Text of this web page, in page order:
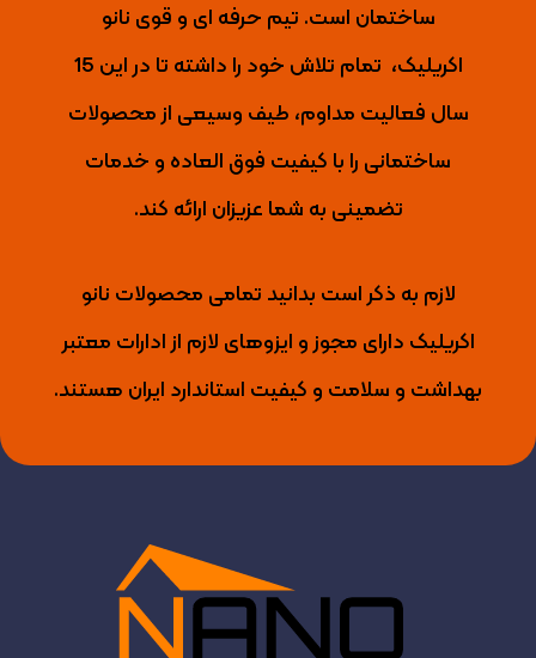
ساختمان است. تیم حرفه ای و قوی نانو
اکریلیک، تمام تلاش خود را داشته تا
در این 15
سال فعالیت مداوم، طیف وسیعی از محصولات
ساختمانی را با کیفیت فوق العاده و خدمات
تضمینی به شما عزیزان ارائه کند.
لازم به ذکر است بدانید تمامی محصولات نانو
اکریلیک دارای مجوز و ایزوهای لازم از ادارات معتبر
بهداشت و سلامت و کیفیت استاندارد ایران هستند.